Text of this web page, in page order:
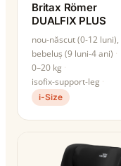
Britax Römer
DUALFIX PLUS
nou-născut (0-12 luni),
bebeluș (9 luni-4 ani)
0–20 kg
isofix-support-leg
i-Size